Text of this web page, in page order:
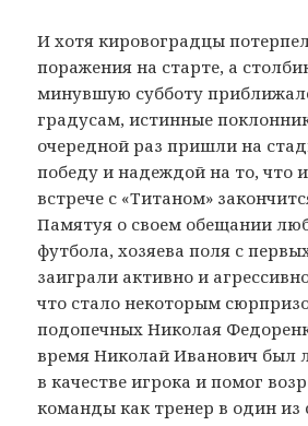
И хотя кировоградцы
поражения на старте, а
минувшую субботу
градусам, истинные
очередной раз пришли на
победу и надеждой на то, что
встрече с «Титаном»
Памятуя о своем обещании
футбола, хозяева поля с
заиграли активно и
что стало некоторым
подопечных Николая
время Николай Иванович был
в качестве игрока и помог
команды как тренер в один